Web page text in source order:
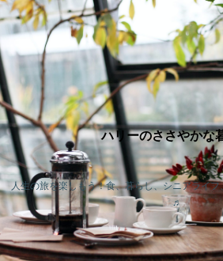
ハリーのささやかな
人生の旅を楽しもう！食、暮らし、シニアライ
♬